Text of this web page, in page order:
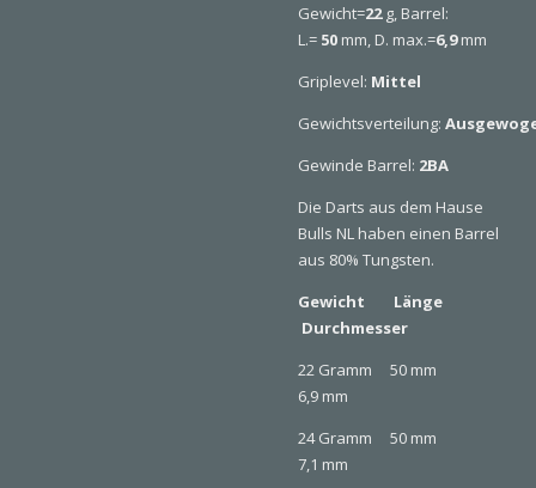
Gewicht=22 g, Barrel:
L.= 50 mm, D. max.=6,9 mm
Griplevel: Mittel
Gewichtsverteilung:
Gewinde Barrel: 2BA
Die Darts aus dem Hause
Bulls NL haben einen Barrel
aus 80% Tungsten.
Gewicht Länge
Durchmesser
22 Gramm 50 mm
6,9 mm
24 Gramm 50 mm
7,1 mm